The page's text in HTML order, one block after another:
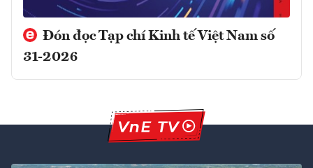
Đón đọc Tạp chí Kinh tế Việt Nam số
31-2026